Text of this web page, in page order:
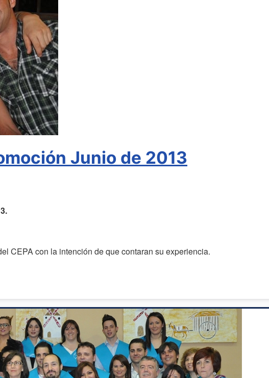
Junio de 2013
CEPA con la intención de que contaran su experiencia.